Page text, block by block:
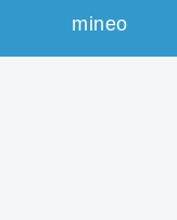
mineo